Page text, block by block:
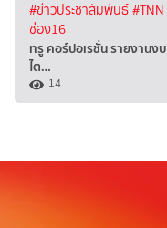
#ข่าวประชาสัมพันธ์#TNN
ช่อง16
ทรู คอร์ปอเรชั่น รายงานงบ
ไต…
14